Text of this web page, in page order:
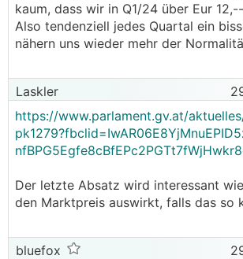
Wenn man also unter 8300 kWh
bezieht, dann ist das ein kleiner,
positiver Effekt.
kaum, dass wir in Q1/24 über Eur
Also tendenziell jedes Quartal ein
nähern uns wieder mehr der
Laskler
https://www.parlament.gv.at/
Der letzte Absatz wird interessant
den Marktpreis auswirkt, falls das so
bluefox